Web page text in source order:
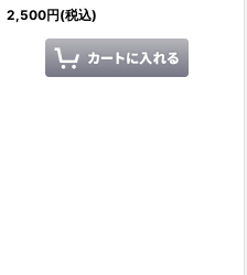
2,500円(税込)